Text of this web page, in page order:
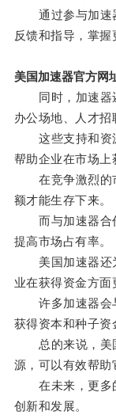
通过参与加速器
反馈和指导，掌握
美国加速器官方网
同时，加速器还
办公场地、人才招
这些支持和资源
帮助企业在市场上
在竞争激烈的市
额才能生存下来。
而与加速器合作
提高市场占有率。
美国加速器还为
业在获得资金方面
许多加速器会与
获得资本和种子资
总的来说，美国
源，可以有效帮助
在未来，更多的
创新和发展。